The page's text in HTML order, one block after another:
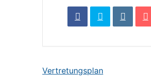
Vertretungsplan